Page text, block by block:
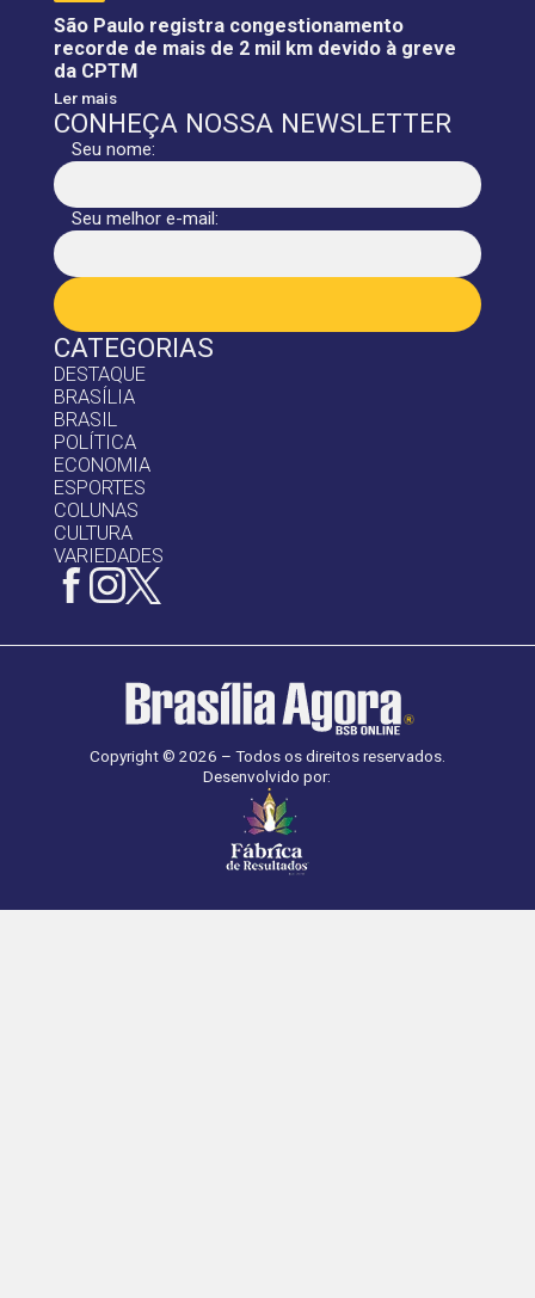
CATEGORIAS
DESTAQUE
BRASÍLIA
BRASIL
POLÍTICA
ECONOMIA
ESPORTES
COLUNAS
CULTURA
VARIEDADES
São Paulo registra congestionamento
recorde de mais de 2 mil km devido à greve
da CPTM
Ler mais
CONHEÇA NOSSA NEWSLETTER
Seu nome:
Seu melhor e-mail:
Copyright © 2026 – Todos os direitos reservados.
Desenvolvido por: